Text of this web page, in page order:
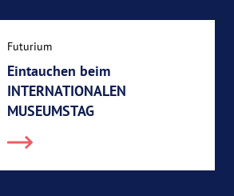
Futurium
Eintauchen beim
INTERNATIONALEN
MUSEUMSTAG